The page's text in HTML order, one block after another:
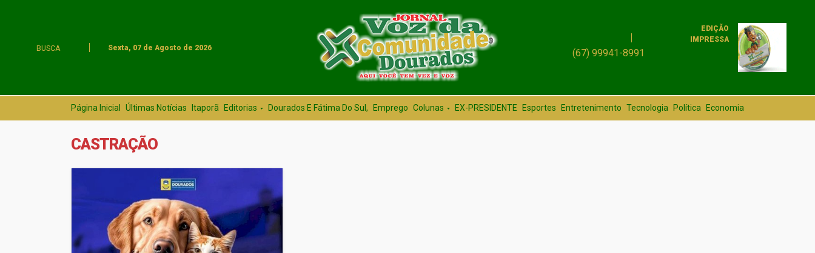
BUSCA Sexta, 07 de Agosto de 2026 (67) 99941-8991
EDIÇÃO
IMPRESSA
Página Inicial Últimas Notícias Itaporã Editorias Dourados E Fátima Do Sul, Emprego Colunas EX-PRESIDENTE Esportes Entretenimento Tecnologia Política Economia
CASTRAÇÃO